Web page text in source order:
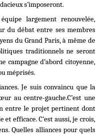
s’imposeront.
largement renouvelée,
du débat entre ses membres
du Grand Paris, à même de
traditionnels ne seront
campagne d’abord citoyenne,
méprisés.
Je suis convaincu que la
au centre-gauche.C’est une
entre le projet pertinent dont
efficace. C’est aussi, je crois,
Quelles alliances pour quels